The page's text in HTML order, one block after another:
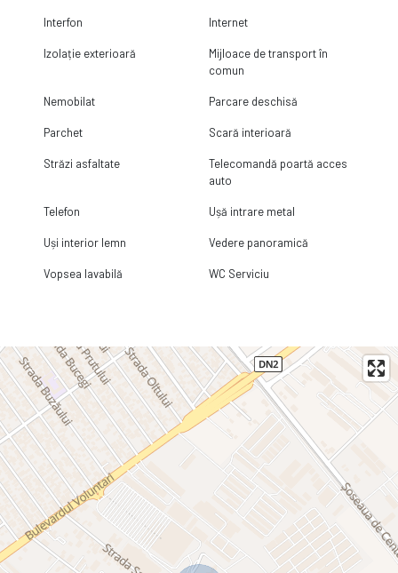
Interfon Internet
Izolație exterioară
Mijloace de transport în
comun
Nemobilat Parcare deschisă
Parchet Scară interioară
Străzi asfaltate
Telecomandă poartă acces
auto
Telefon Ușă intrare metal
Uși interior lemn Vedere panoramică
Vopsea lavabilă WC Serviciu